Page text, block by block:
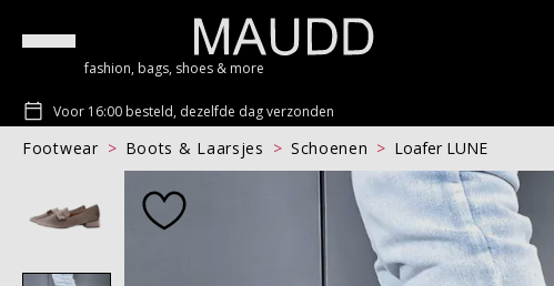
fashion, bags, shoes & more
Voor 16:00 besteld, dezelfde dag verzonden
Footwear Boots & Laarsjes Schoenen
Loafer LUNE